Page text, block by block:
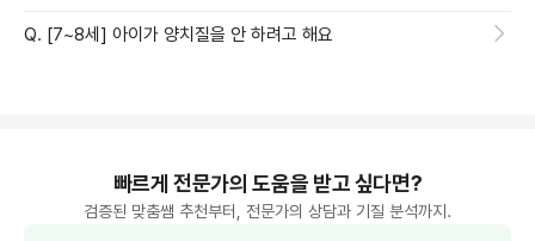
Q. [7~8세] 아이가 양치질을 안 하려고 해요
빠르게 전문가의 도움을 받고 싶다면?
검증된 맞춤쌤 추천부터, 전문가의 상담과 기질 분석까지.